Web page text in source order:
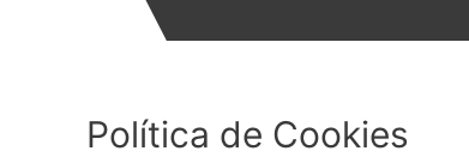
Política de Cookies